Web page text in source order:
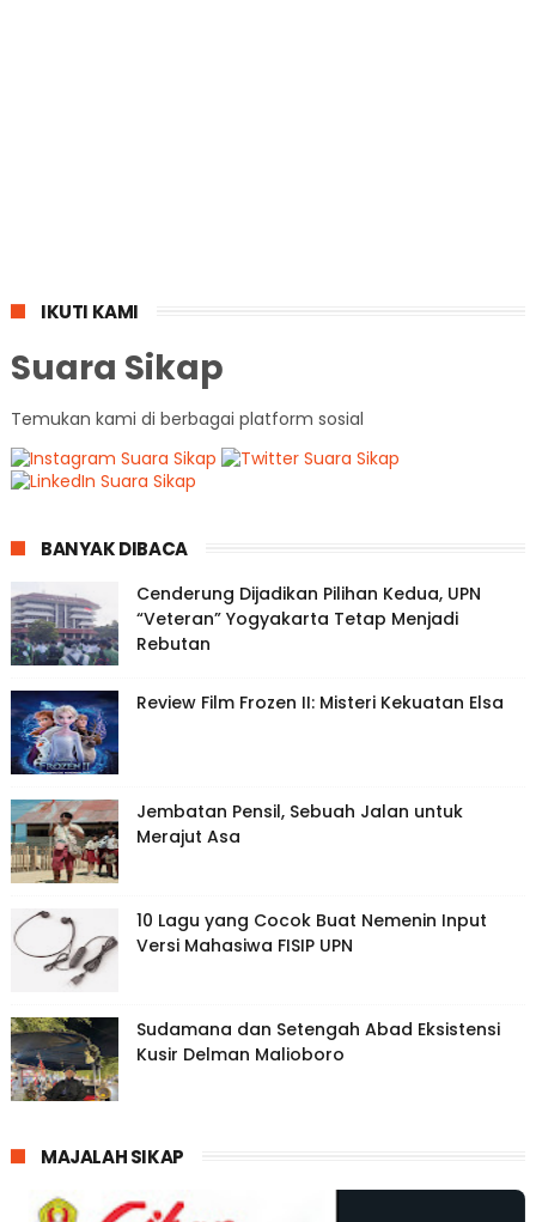
IKUTI KAMI
Suara Sikap
Temukan kami di berbagai platform sosial
BANYAK DIBACA
Cenderung Dijadikan Pilihan Kedua, UPN
“Veteran” Yogyakarta Tetap Menjadi
Rebutan
Review Film Frozen II: Misteri Kekuatan Elsa
Jembatan Pensil, Sebuah Jalan untuk
Merajut Asa
10 Lagu yang Cocok Buat Nemenin Input
Versi Mahasiwa FISIP UPN
Sudamana dan Setengah Abad Eksistensi
Kusir Delman Malioboro
MAJALAH SIKAP